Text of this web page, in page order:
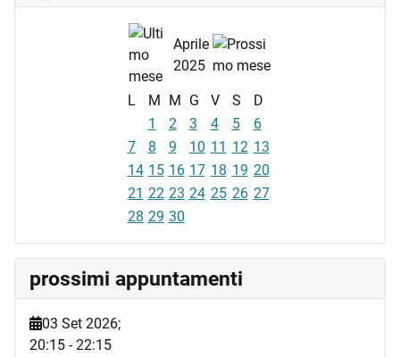
Aprile
2025
L M M G V S
D
1
2 3 4 5
6
7
8 9 10 11 12 13
14 15 16 17 18 19 20
21 22 23 24 25 26 27
28 29 30
prossimi appuntamenti
03 Set 2026;
20:15 -22:15